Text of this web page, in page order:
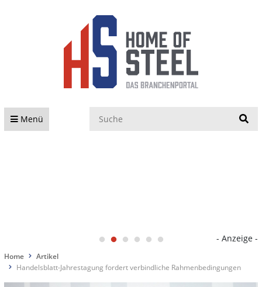
Menü
- Anzeige -
Home
Artikel
Handelsblatt-Jahrestagung fordert verbindliche Rahmenbedingungen